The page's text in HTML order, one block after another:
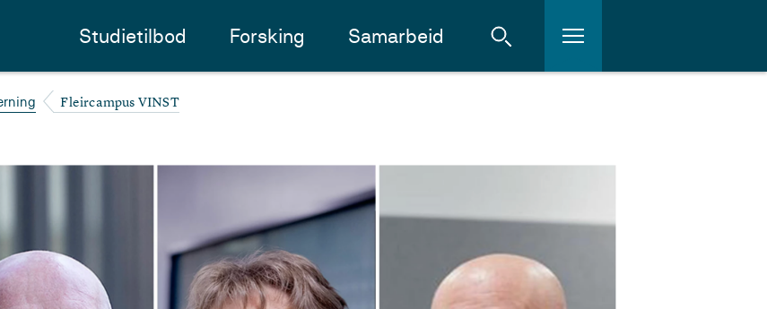
Studietilbod Forsking Samarbeid
Fleircampus VINST